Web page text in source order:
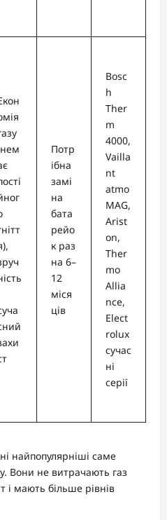
Потр
ібна
замі
на
бата
рейо
к раз
на 6–
12
міся
ців
Bosc
h
Ther
m
4000,
Vailla
nt
atmo
MAG,
Arist
on,
Ther
mo
Allia
nce,
Elect
rolux
сучас
ні
серії
найпопулярніші саме
Вони не витрачають газ
і мають більше рівнів